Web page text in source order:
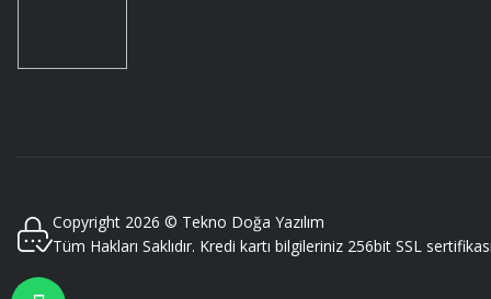
EDERİM
Copyright 2026 © Tekno Doğa Yazılım
Tüm Hakları Saklıdır. Kredi kartı bilgileriniz 256bit SSL